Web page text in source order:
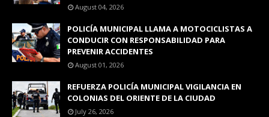
August 04, 2026
POLICÍA MUNICIPAL LLAMA A MOTOCICLISTAS A
CONDUCIR CON RESPONSABILIDAD PARA
PREVENIR ACCIDENTES
August 01, 2026
REFUERZA POLICÍA MUNICIPAL VIGILANCIA EN
COLONIAS DEL ORIENTE DE LA CIUDAD
July 26, 2026